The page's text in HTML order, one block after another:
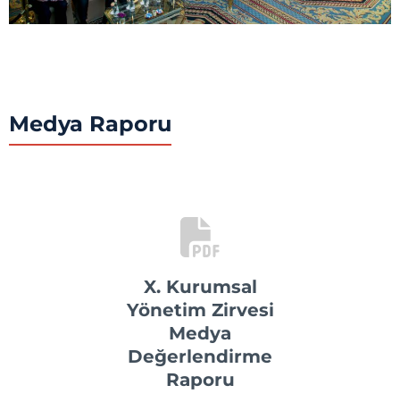
Medya Raporu
X. Kurumsal
Yönetim Zirvesi
Medya
Değerlendirme
Raporu